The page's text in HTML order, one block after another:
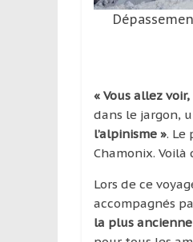
pays
« Vous allez
dans le jargon,
l’alpinisme ». Le
Chamonix.
Lors de ce
accompagnés
la plus